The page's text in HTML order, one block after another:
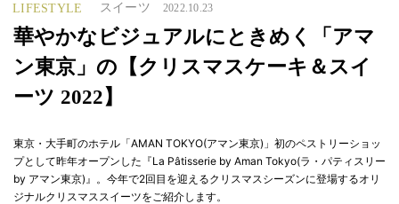
LIFESTYLE スイーツ 2022.10.23
華やかなビジュアルにときめく「アマ
ン東京」の【クリスマスケーキ＆スイ
ーツ 2022】
東京・大手町のホテル「AMAN TOKYO(アマン東京)」初のペストリーショッ
プとして昨年オープンした『La Pâtisserie by Aman Tokyo(ラ・パティスリー
by アマン東京)』。今年で2回目を迎えるクリスマスシーズンに登場するオリ
ジナルクリスマススイーツをご紹介します。